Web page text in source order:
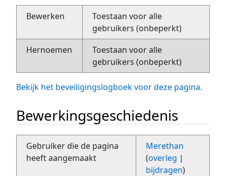
Bewerken
Toestaan voor alle
gebruikers (onbeperkt)
Hernoemen
Toestaan voor alle
gebruikers (onbeperkt)
Bekijk het beveiligingslogboek voor deze pagina.
Bewerkingsgeschiedenis
Gebruiker die de pagina
heeft aangemaakt
Merethan
(overleg |
bijdragen)